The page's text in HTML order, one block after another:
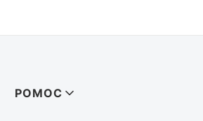
POMOC